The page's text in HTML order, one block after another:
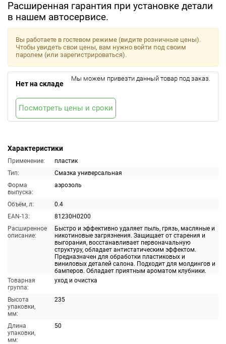
Расширенная гарантия при установке детали
в нашем автосервисе.
Характеристики
Применение:
пластик
Тип:
Смазка универсальная
Форма
выпуска:
аэрозоль
Объём, л:
0.4
EAN-13:
81230H0200
Расширенное
описание:
Быстро и эффективно удаляет пыль, грязь, масляные и
никотиновые загрязнения. Защищает от старения и
выгорания, восстанавливает первоначальную
структуру, обладает антистатическим эффектом.
Предназначен для обработки пластиковых и
виниловых деталей салона. Подходит для молдингов и
бамперов. Обладает приятным ароматом клубники.
Товарная
группа:
уход и очистка
Высота
упаковки,
мм:
235
Длина
упаковки,
мм:
50
Вы работаете в гостевом режиме (видите розничные цены).
Чтобы увидеть свои цены, вам нужно войти под своим
паролем (или зарегистрироваться).
Нет на складе
Мы можем привезти данный товар под заказ.
Посмотреть цены и сроки